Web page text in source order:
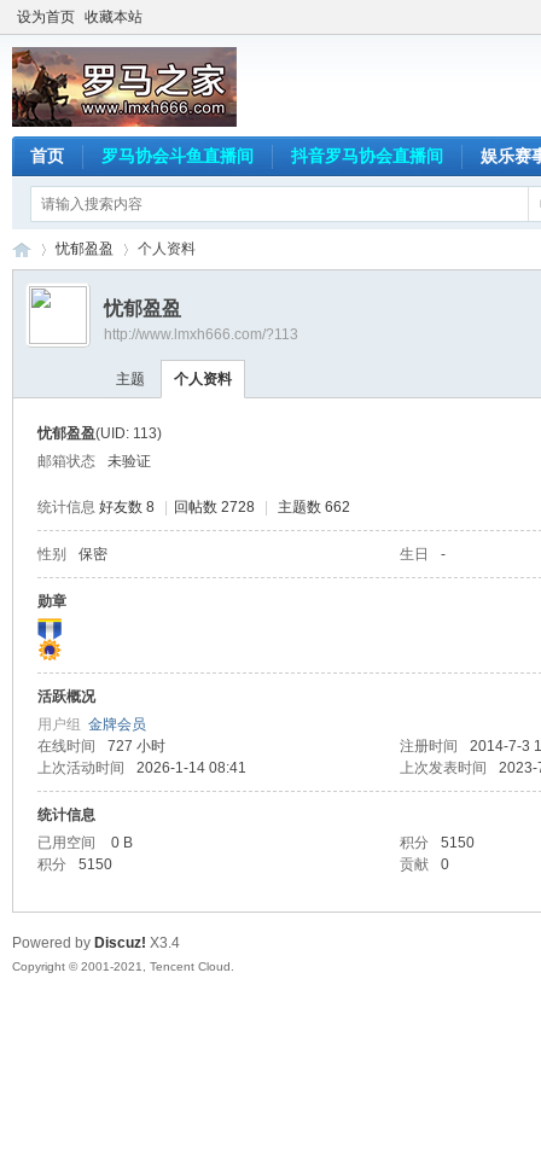
设为首页 收藏本站
首页 罗马协会斗鱼直播间 抖音罗马协会直播间 娱乐赛
›
忧郁盈盈 个人资料
忧郁盈盈
http://www.lmxh666.com/?113
主题 个人资料
忧郁盈盈(UID: 113)
邮箱状态
未验证
统计信息 好友数 8 回帖数 2728 主题数 662
性别 保密 生日 -
勋章
活跃概况
用户组 金牌会员
在线时间
727 小时 注册时间
2014-7-3
上次活动时间
2026-1-14 08:41 上次发表时间 2023-
统计信息
已用空间
0 B 积分
5150
积分
5150 贡献 0
Powered by Discuz! X3.4
Copyright © 2001-2021, Tencent Cloud.